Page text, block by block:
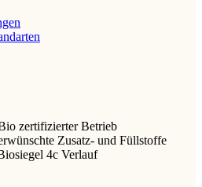
zertifizierter Betrieb
Zusatz- und Füllstoffe